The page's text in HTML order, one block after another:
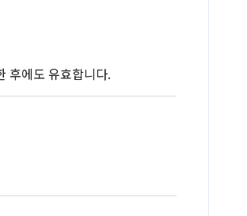
후에도 유효합니다.